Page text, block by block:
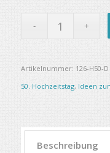
Artikelnummer: 126-H50-D
50. Hochzeitstag, Ideen
Beschreibung